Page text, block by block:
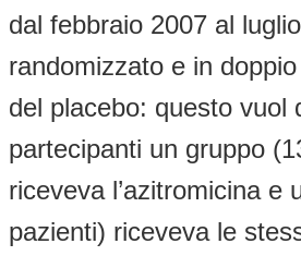
dal febbraio 2007 al
randomizzato e in
del placebo: questo vuol
partecipanti un gruppo
riceveva l’azitromicina e
pazienti) riceveva le